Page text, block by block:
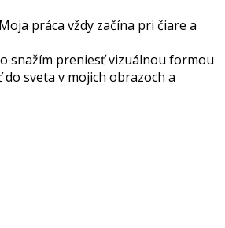
práca vždy začína pri čiare a
snažím preniesť vizuálnou formou
sveta v mojich obrazoch a